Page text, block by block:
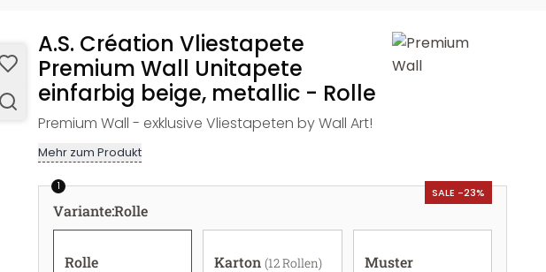
A.S. Création Vliestapete
Premium Wall Unitapete
einfarbig beige, metallic - Rolle
Premium Wall - exklusive Vliestapeten by Wall Art!
Mehr zum Produkt
SALE -23%
1
Variante:Rolle
Rolle
Karton (12 Rollen) Muster